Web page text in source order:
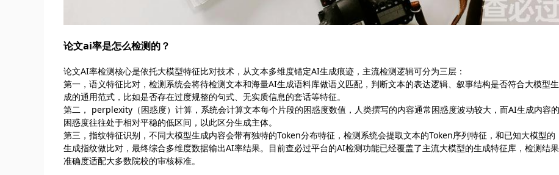
论文ai率是怎么检测的？
论文AI率检测核心是依托大模型特征比对技术，从文本多维度锚定AI生成痕迹，主流检测逻辑可分为三层：
第一，语义特征比对，检测系统会将待检测文本和海量AI生成语料库做语义匹配，判断文本的表达逻辑、叙事结构是否符合大模型生
成的通用范式，比如是否存在过度规整的句式、无实质信息的套话等特征。
第二， perplexity（困惑度）计算，系统会计算文本每个片段的困惑度数值，人类撰写的内容通常困惑度波动较大，而AI生成内容的
困惑度往往处于相对平稳的低区间，以此区分生成主体。
第三，指纹特征识别，不同大模型生成内容会带有独特的Token分布特征，检测系统会提取文本的Token序列特征，和已知大模型的
生成指纹做比对，最终综合多维度数据输出AI率结果。目前查必过平台的AI检测功能已经覆盖了主流大模型的生成特征库，检测结果
准确度适配大多数院校的审核标准。